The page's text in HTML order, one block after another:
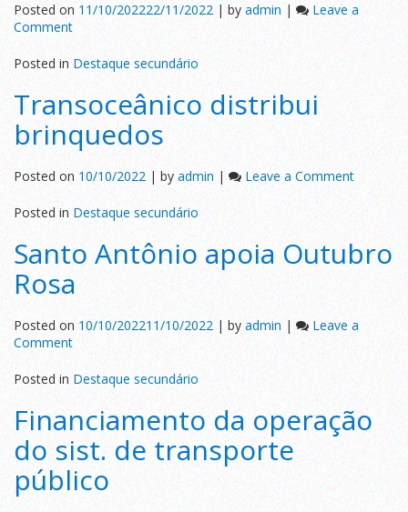
Posted on 11/10/202222/11/2022 |by admin |
Leave a
Commenton
Rio
Ouro
apoia
combate
ao
câncer
de
próstata
Posted in Destaque secundário
Transoceânico distribui
brinquedos
Posted on 10/10/2022|byadmin| Leave a Commenton
distribui
Posted inDestaque secundário
Santo Antônio apoia Outubro
Rosa
Posted on10/10/202211/10/2022 |byadmin |
Leave a
Commenton
Santo
Antônio
apoia
Outubro
Rosa
Posted inDestaque secundário
Financiamento da operação
do sist. de transporte
público